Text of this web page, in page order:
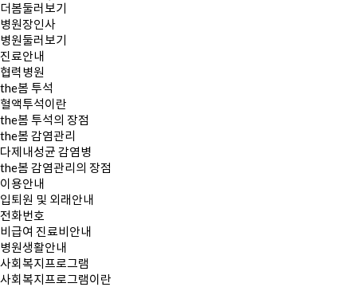
더봄둘러보기
병원장인사
병원둘러보기
진료안내
협력병원
the봄 투석
혈액투석이란
the봄 투석의 장점
the봄 감염관리
다제내성균 감염병
the봄 감염관리의 장점
이용안내
입퇴원 및 외래안내
전화번호
비급여 진료비안내
병원생활안내
사회복지프로그램
사회복지프로그램이란